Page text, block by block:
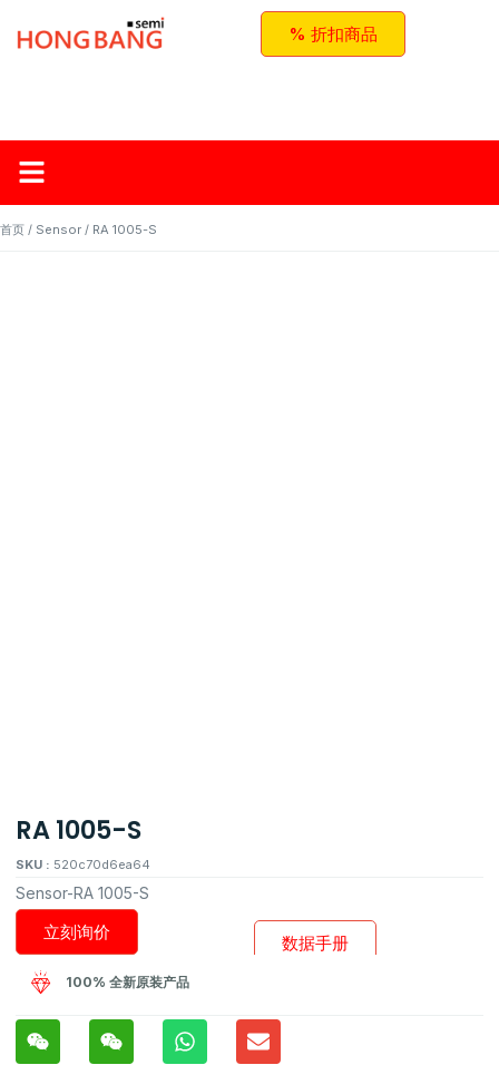
% 折扣商品
首页 / Sensor / RA 1005-S
RA 1005-S
SKU : 520c70d6ea64
Sensor-RA 1005-S
数据手册
立刻询价
100% 全新原装产品